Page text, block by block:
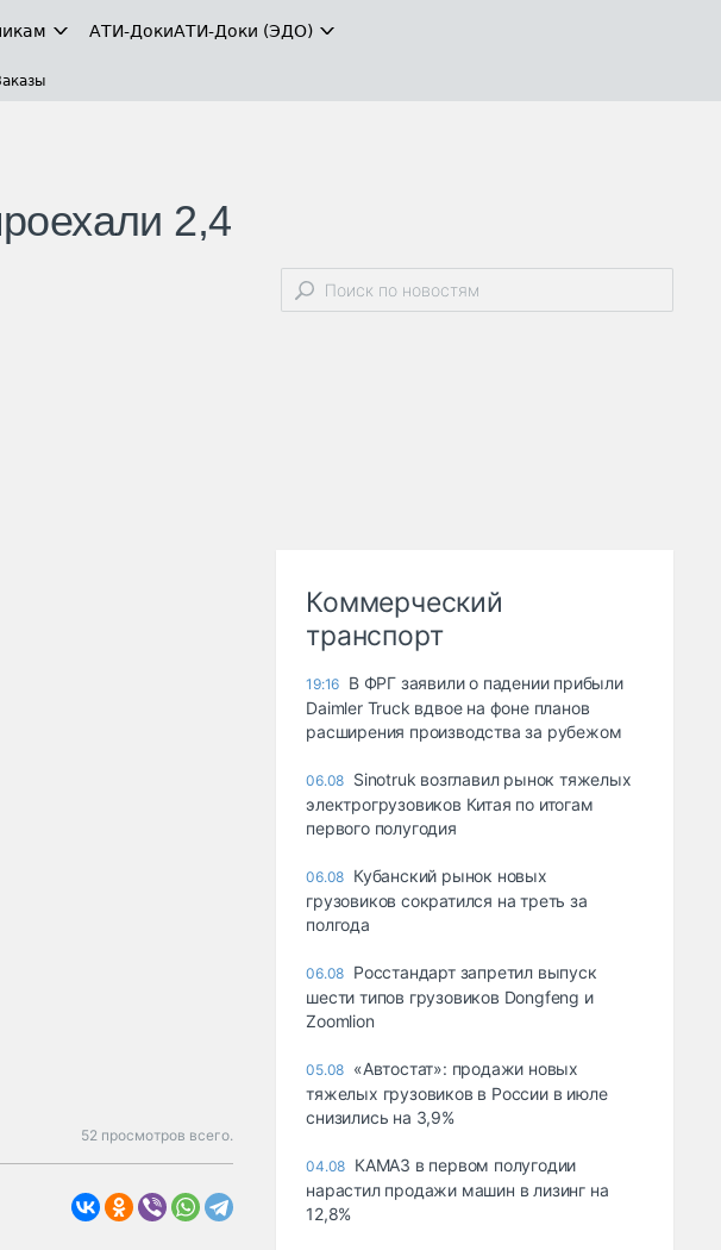
АТИ-ДокиАТИ-Доки (ЭДО)
2,4
52 просмотров всего.
Коммерческий
транспорт
19:16 В ФРГ заявили о падении прибыли
Daimler Truck вдвое на фоне планов
расширения производства за рубежом
06.08 Sinotruk возглавил рынок тяжелых
электрогрузовиков Китая по итогам
первого полугодия
06.08 Кубанский рынок новых
грузовиков сократился на треть за
полгода
06.08 Росстандарт запретил выпуск
шести типов грузовиков Dongfeng и
Zoomlion
05.08 «Автостат»: продажи новых
тяжелых грузовиков в России в июле
снизились на 3,9%
04.08 КАМАЗ в первом полугодии
нарастил продажи машин в лизинг на
12,8%